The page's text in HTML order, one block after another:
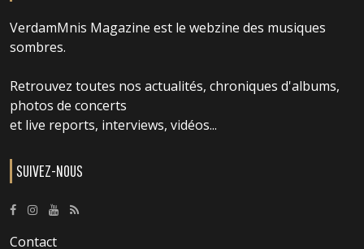
VerdamMnis Magazine est le webzine des musiques
sombres.
Retrouvez toutes nos actualités, chroniques d'albums,
photos de concerts
et live reports, interviews, vidéos...
SUIVEZ-NOUS
Contact